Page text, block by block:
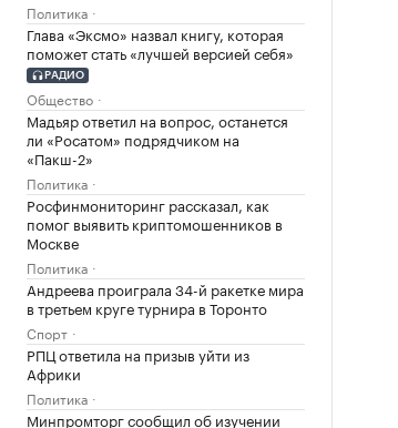
Политика
Глава «Эксмо» назвал книгу, которая
поможет стать «лучшей версией себя»
РАДИО
Общество
Мадьяр ответил на вопрос, останется
ли «Росатом» подрядчиком на
«Пакш-2»
Политика
Росфинмониторинг рассказал, как
помог выявить криптомошенников в
Москве
Политика
Андреева проиграла 34-й ракетке мира
в третьем круге турнира в Торонто
Спорт
РПЦ ответила на призыв уйти из
Африки
Политика
Минпромторг сообщил об изучении